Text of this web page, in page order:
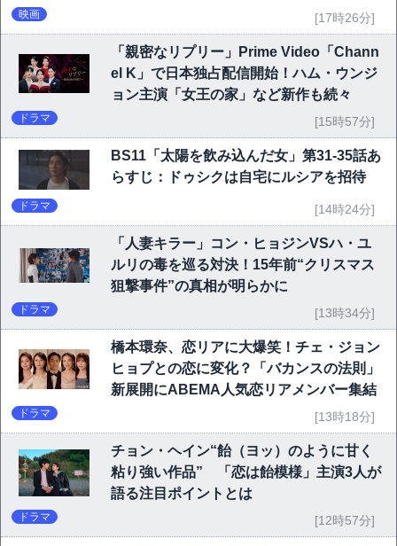
映画 [17時26分]
「親密なリプリー」Prime Video「Chann
el K」で日本独占配信開始！ハム・ウンジ
ョン主演「女王の家」など新作も続々
ドラマ [15時57分]
BS11「太陽を飲み込んだ女」第31-35話あ
らすじ：ドゥシクは自宅にルシアを招待
ドラマ [14時24分]
「人妻キラー」コン・ヒョジンVSハ・ユ
ルリの毒を巡る対決！15年前“クリスマス
狙撃事件”の真相が明らかに
ドラマ [13時34分]
橋本環奈、恋リアに大爆笑！チェ・ジョン
ヒョプとの恋に変化？「バカンスの法則」
新展開にABEMA人気恋リアメンバー集結
ドラマ [13時18分]
チョン・ヘイン“飴（ヨッ）のように甘く
粘り強い作品” 「恋は飴模様」主演3人が
語る注目ポイントとは
ドラマ [12時57分]